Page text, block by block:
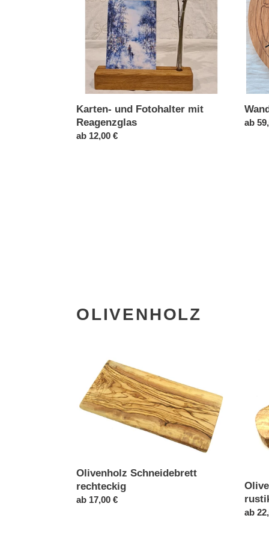
Reagenzglas
Karten- und Fotohalter mit
Reagenzglas
Normaler
ab 12,00 €
ab
OLIVENHOLZ
Olivenholz
Schneidebrett
rechteckig
Olivenholz Schneidebrett
rechteckig
Normaler
ab 17,00 €
ab